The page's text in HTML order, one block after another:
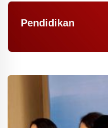
Pendidikan